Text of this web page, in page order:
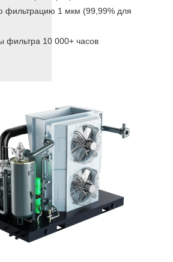
фильтрацию 1 мкм (99,99% для
фильтра 10 000+ часов